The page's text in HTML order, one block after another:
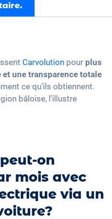
Carvolution pour plus
une transparence totale
ce qu’ils obtiennent.
bâloise, l’illustre
on
mois avec
via un